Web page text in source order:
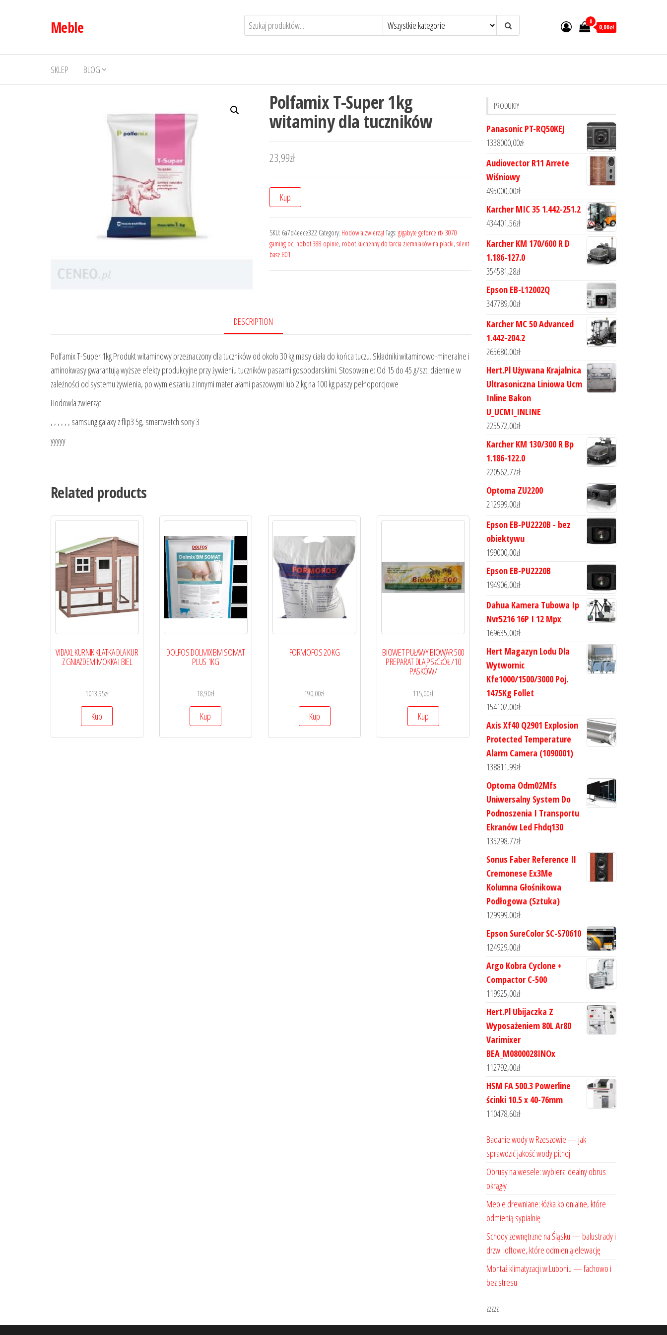
Meble 0
0,00zł
SKLEP BLOG
Polfamix T-Super 1kg
witaminy dla tuczników
23,99zł
Kup
SKU: 6a7d4eece322 Category: Hodowla zwierzątTags: gigabyte geforce rtx 3070
gaming oc, hobot 388 opinie, robot kuchenny do tarcia ziemniaków na placki, silent
base 801
DESCRIPTION
Polfamix T-Super 1kg Produkt witaminowy przeznaczony dla tuczników od około 30 kg masy ciała do końca tuczu. Składniki witaminowo-mineralne i
aminokwasy gwarantują wyższe efekty produkcyjne przy żywieniu tuczników paszami gospodarskimi. Stosowanie: Od 15 do 45 g/szt. dziennie w
zależności od systemu żywienia, po wymieszaniu z innymi materiałami paszowymi lub 2 kg na 100 kg paszy pełnoporcjowe
Hodowla zwierząt
, , , , , , samsung galaxy z flip3 5g, smartwatch sony 3
yyyyy
Related products
VIDAXL KURNIK KLATKA DLA KUR
Z GNIAZDEM MOKKA I BIEL
1013,95zł
Kup
DOLFOS DOLMIX BM SOMAT
PLUS 1KG
18,90zł
Kup
FORMOFOS 20 KG
190,00zł
Kup
BIOWET PUŁAWY BIOWAR 500
PREPARAT DLA PSzCzÓŁ /10
PASKÓW/
115,00zł
Kup
PRODUKTY
Panasonic PT-RQ50KEJ
1338000,00zł
Audiovector R11 Arrete
Wiśniowy
495000,00zł
Karcher MIC 35 1.442-251.2
434401,56zł
Karcher KM 170/600 R D
1.186-127.0
354581,28zł
Epson EB-L12002Q
347789,00zł
Karcher MC 50 Advanced
1.442-204.2
265680,00zł
Hert.Pl Używana Krajalnica
Ultrasoniczna Liniowa Ucm
Inline Bakon
U_UCMI_INLINE
225572,00zł
Karcher KM 130/300 R Bp
1.186-122.0
220562,77zł
Optoma ZU2200
212999,00zł
Epson EB-PU2220B - bez
obiektywu
199000,00zł
Epson EB-PU2220B
194906,00zł
Dahua Kamera Tubowa Ip
Nvr5216 16P I 12 Mpx
169635,00zł
Hert Magazyn Lodu Dla
Wytwornic
Kfe1000/1500/3000 Poj.
1475Kg Follet
154102,00zł
Axis Xf40 Q2901 Explosion
Protected Temperature
Alarm Camera (1090001)
138811,99zł
Optoma Odm02Mfs
Uniwersalny System Do
Podnoszenia I Transportu
Ekranów Led Fhdq130
135298,77zł
Sonus Faber Reference Il
Cremonese Ex3Me
Kolumna Głośnikowa
Podłogowa (Sztuka)
129999,00zł
Epson SureColor SC-S70610
124929,00zł
Argo Kobra Cyclone +
Compactor C-500
119925,00zł
Hert.Pl Ubijaczka Z
Wyposażeniem 80L Ar80
Varimixer
BEA_M0800028INOx
112792,00zł
HSM FA 500.3 Powerline
ścinki 10.5 x 40-76mm
110478,60zł
Badanie wody w Rzeszowie — jak
sprawdzić jakość wody pitnej
Obrusy na wesele: wybierz idealny obrus
okrągły
Meble drewniane: łóżka kolonialne, które
odmienią sypialnię
Schody zewnętrzne na Śląsku — balustrady i
drzwi loftowe, które odmienią elewację
Montaż klimatyzacji w Luboniu — fachowo i
bez stresu
zzzzz